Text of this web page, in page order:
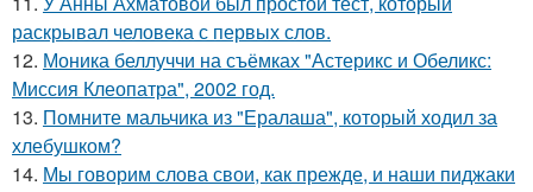
раскрывал человека с первых слов.
12. Моника беллуччи на съёмках "Астерикс и Обеликс:
Миссия Клеопатра", 2002 год.
13. Помните мальчика из "Ералаша", который ходил за
хлебушком?
14. Мы говорим слова свои, как прежде, и наши пиджаки